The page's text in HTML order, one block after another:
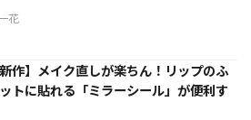
花
新作】メイク直しが楽ちん！リップのふ
トに貼れる「ミラーシール」が便利す